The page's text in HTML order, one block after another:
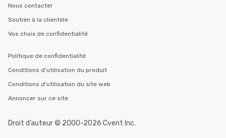
Nous contacter
Soutien à la clientèle
Vos choix de confidentialité
Politique de confidentialité
Conditions d’utilisation du produit
Conditions d’utilisation du site web
Annoncer sur ce site
Droit d’auteur © 2000-2026 Cvent Inc.